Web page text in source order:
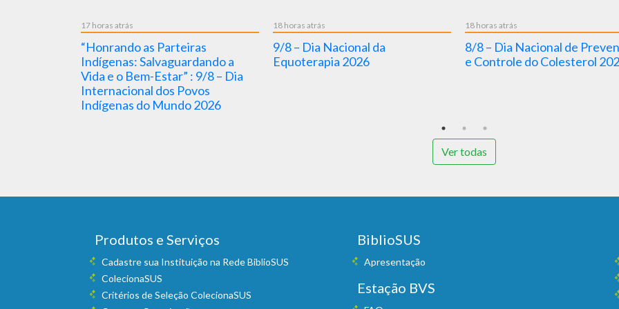
17 horas atrás
“Honrando as Parteiras
Indígenas: Salvaguardando a
Vida e o Bem-Estar” : 9/8 – Dia
Internacional dos Povos
Indígenas do Mundo 2026
18 horas atrás
9/8 – Dia Nacional da
Equoterapia 2026
18 horas atrás
8/8 – Dia Nacional de
e Controle do Colesterol
Ver todas
Produtos e Serviços
Cadastre sua Instituição na Rede BiblioSUS
ColecionaSUS
Critérios de Seleção ColecionaSUS
BiblioSUS
Apresentação
Estação BVS